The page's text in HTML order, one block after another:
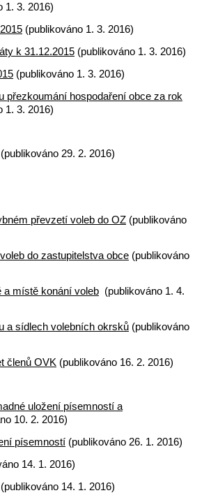
1. 3. 2016)
(publikováno 1. 3. 2016)
k 31.12.2015 (publikováno 1. 3. 2016)
(publikováno 1. 3. 2016)
přezkoumání hospodaření obce za rok
1. 3. 2016)
(publikováno 29. 2. 2016)
převzetí voleb do OZ (publikováno
do zastupitelstva obce (publikováno
a místě konání voleb (publikováno 1. 4.
a sídlech volebních okrsků (publikováno
členů OVK (publikováno 16. 2. 2016)
uložení písemností a
10. 2. 2016)
písemností (publikováno 26. 1. 2016)
14. 1. 2016)
(publikováno 14. 1. 2016)